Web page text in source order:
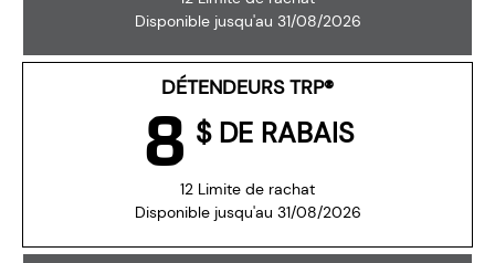
Disponible jusqu'au 31/08/2026
DÉTENDEURS TRP®
12 Limite de rachat
Disponible jusqu'au 31/08/2026
8 $ DE RABAIS